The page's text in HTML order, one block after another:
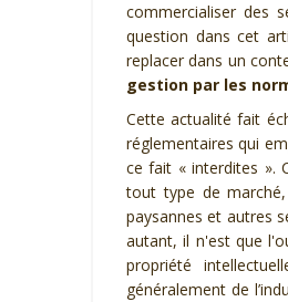
commercialiser des
question dans cet
replacer dans un
gestion par les
Cette actualité fait
réglementaires qui
ce fait « interdites ».
tout type de
paysannes et autres
autant, il n'est que
propriété
généralement de